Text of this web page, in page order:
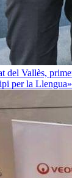
del Vallès,
per la Llengua»